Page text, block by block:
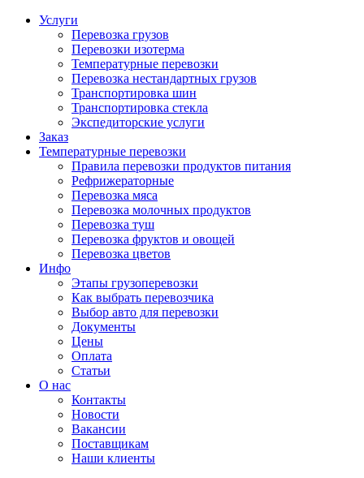
Услуги
Перевозка грузов
Перевозки изотерма
Температурные перевозки
Перевозка нестандартных грузов
Транспортировка шин
Транспортировка стекла
Экспедиторские услуги
Заказ
Температурные перевозки
Правила перевозки продуктов питания
Рефрижераторные
Перевозка мяса
Перевозка молочных продуктов
Перевозка туш
Перевозка фруктов и овощей
Перевозка цветов
Инфо
Этапы грузоперевозки
Как выбрать перевозчика
Выбор авто для перевозки
Документы
Цены
Оплата
Статьи
О нас
Контакты
Новости
Вакансии
Поставщикам
Наши клиенты